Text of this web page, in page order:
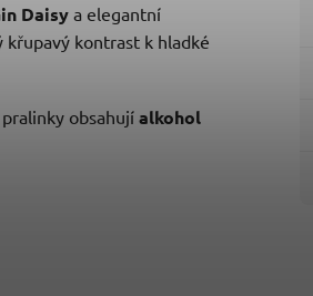
Daisy a elegantní
kontrast k hladké
obsahují alkohol